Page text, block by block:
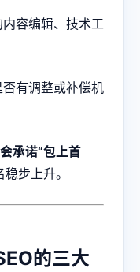
容编辑、技术工
有调整或补偿机
承诺“包上首
步上升。
的三大